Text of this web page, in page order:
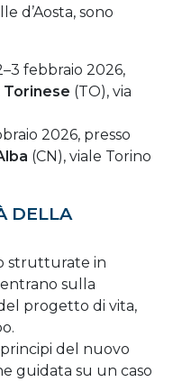
d’Aosta, sono
febbraio 2026,
(TO), via
2026, presso
(CN), viale Torino
DELLA
strutturate in
sulla
progetto di vita,
del nuovo
guidata su un caso